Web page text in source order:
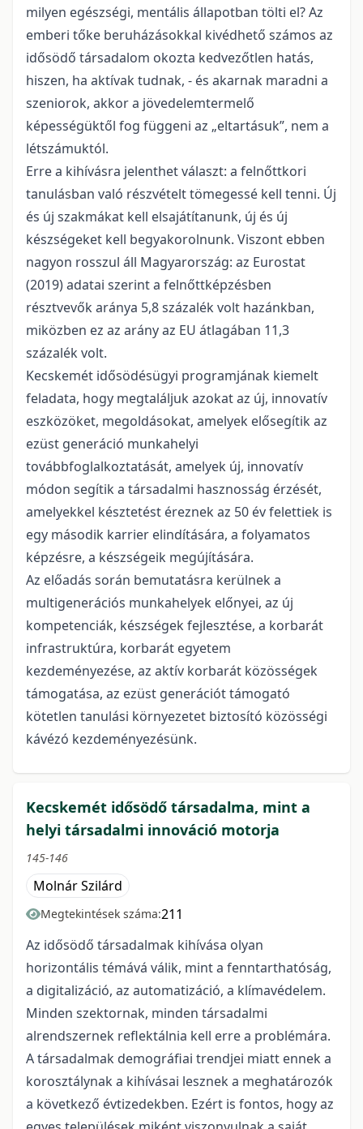
milyen egészségi, mentális állapotban tölti el? Az
emberi tőke beruházásokkal kivédhető számos az
idősödő társadalom okozta kedvezőtlen hatás,
hiszen, ha aktívak tudnak, - és akarnak maradni a
szeniorok, akkor a jövedelemtermelő
képességüktől fog függeni az „eltartásuk”, nem a
létszámuktól.
Erre a kihívásra jelenthet választ: a felnőttkori
tanulásban való részvételt tömegessé kell tenni. Új
és új szakmákat kell elsajátítanunk, új és új
készségeket kell begyakorolnunk. Viszont ebben
nagyon rosszul áll Magyarország: az Eurostat
(2019) adatai szerint a felnőttképzésben
résztvevők aránya 5,8 százalék volt hazánkban,
miközben ez az arány az EU átlagában 11,3
százalék volt.
Kecskemét idősödésügyi programjának kiemelt
feladata, hogy megtaláljuk azokat az új, innovatív
eszközöket, megoldásokat, amelyek elősegítik az
ezüst generáció munkahelyi
továbbfoglalkoztatását, amelyek új, innovatív
módon segítik a társadalmi hasznosság érzését,
amelyekkel késztetést éreznek az 50 év felettiek is
egy második karrier elindítására, a folyamatos
képzésre, a készségeik megújítására.
Az előadás során bemutatásra kerülnek a
multigenerációs munkahelyek előnyei, az új
kompetenciák, készségek fejlesztése, a korbarát
infrastruktúra, korbarát egyetem
kezdeményezése, az aktív korbarát közösségek
támogatása, az ezüst generációt támogató
kötetlen tanulási környezetet biztosító közösségi
kávézó kezdeményezésünk.
Kecskemét idősödő társadalma, mint a
helyi társadalmi innováció motorja
145-146
Molnár Szilárd
Megtekintések száma:211
Az idősödő társadalmak kihívása olyan
horizontális témává válik, mint a fenntarthatóság,
a digitalizáció, az automatizáció, a klímavédelem.
Minden szektornak, minden társadalmi
alrendszernek reflektálnia kell erre a problémára.
A társadalmak demográfiai trendjei miatt ennek a
korosztálynak a kihívásai lesznek a meghatározók
a következő évtizedekben. Ezért is fontos, hogy az